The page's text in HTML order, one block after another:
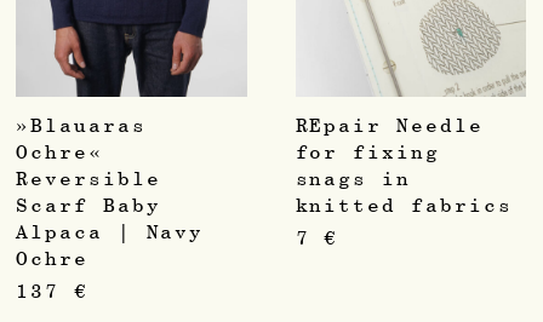
»Blauaras
Ochre«
Reversible
Scarf Baby
Alpaca | Navy
Ochre
137 €
REpair Needle
for fixing
snags in
knitted fabrics
7€